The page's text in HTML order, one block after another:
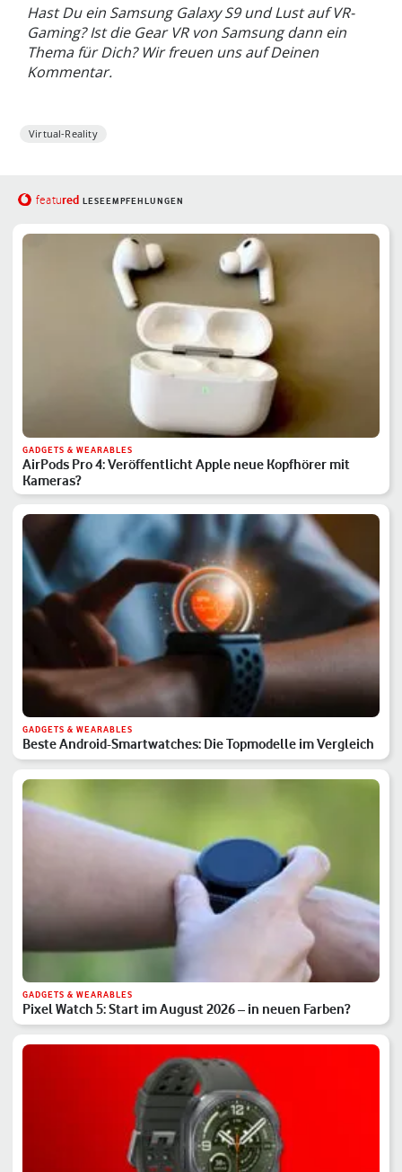
Hast Du ein Samsung Galaxy S9 und Lust auf VR-
Gaming? Ist die Gear VR von Samsung dann ein
Thema für Dich? Wir freuen uns auf Deinen
Kommentar.
Virtual-Reality
featured LESEEMPFEHLUNGEN
GADGETS & WEARABLES
AirPods Pro 4: Veröffentlicht Apple neue Kopfhörer mit
Kameras?
GADGETS & WEARABLES
Beste Android-Smartwatches: Die Topmodelle im Vergleich
GADGETS & WEARABLES
Pixel Watch 5: Start im August 2026 – in neuen Farben?